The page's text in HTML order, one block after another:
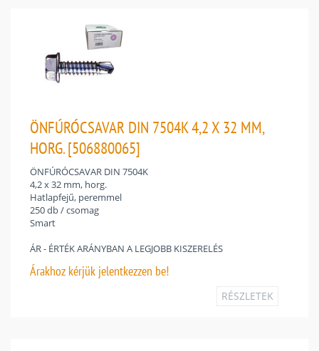
ÖNFÚRÓCSAVAR DIN 7504K 4,2 X 32 MM,
HORG. [506880065]
ÖNFÚRÓCSAVAR DIN 7504K
4,2 x 32 mm, horg.
Hatlapfejű, peremmel
250 db / csomag
Smart
ÁR - ÉRTÉK ARÁNYBAN A LEGJOBB KISZERELÉS
Árakhoz kérjük jelentkezzen be!
RÉSZLETEK